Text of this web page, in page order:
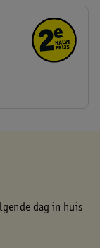
dag in huis